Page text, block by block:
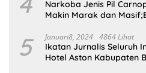
Narkoba Jenis Pil
Makin Marak dan
5 Januari8, 2024 4864 Lihat
Ikatan Jurnalis Seluruh
Hotel Aston Kabupaten